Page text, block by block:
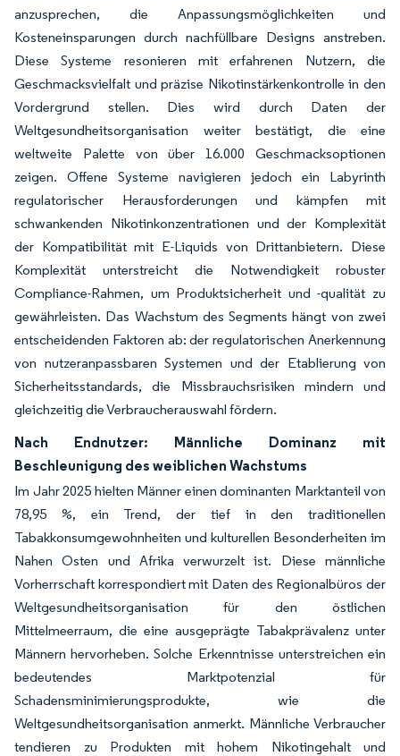
anzusprechen, die Anpassungsmöglichkeiten und
Kosteneinsparungen durch nachfüllbare Designs anstreben.
Diese Systeme resonieren mit erfahrenen Nutzern, die
Geschmacksvielfalt und präzise Nikotinstärkenkontrolle in den
Vordergrund stellen. Dies wird durch Daten der
Weltgesundheitsorganisation weiter bestätigt, die eine
weltweite Palette von über 16.000 Geschmacksoptionen
zeigen. Offene Systeme navigieren jedoch ein Labyrinth
regulatorischer Herausforderungen und kämpfen mit
schwankenden Nikotinkonzentrationen und der Komplexität
der Kompatibilität mit E-Liquids von Drittanbietern. Diese
Komplexität unterstreicht die Notwendigkeit robuster
Compliance-Rahmen, um Produktsicherheit und -qualität zu
gewährleisten. Das Wachstum des Segments hängt von zwei
entscheidenden Faktoren ab: der regulatorischen Anerkennung
von nutzeranpassbaren Systemen und der Etablierung von
Sicherheitsstandards, die Missbrauchsrisiken mindern und
gleichzeitig die Verbraucherauswahl fördern.
Nach Endnutzer: Männliche Dominanz mit
Beschleunigung des weiblichen Wachstums
Im Jahr 2025 hielten Männer einen dominanten Marktanteil von
78,95 %, ein Trend, der tief in den traditionellen
Tabakkonsumgewohnheiten und kulturellen Besonderheiten im
Nahen Osten und Afrika verwurzelt ist. Diese männliche
Vorherrschaft korrespondiert mit Daten des Regionalbüros der
Weltgesundheitsorganisation für den östlichen
Mittelmeerraum, die eine ausgeprägte Tabakprävalenz unter
Männern hervorheben. Solche Erkenntnisse unterstreichen ein
bedeutendes Marktpotenzial für
Schadensminimierungsprodukte, wie die
Weltgesundheitsorganisation anmerkt. Männliche Verbraucher
tendieren zu Produkten mit hohem Nikotingehalt und